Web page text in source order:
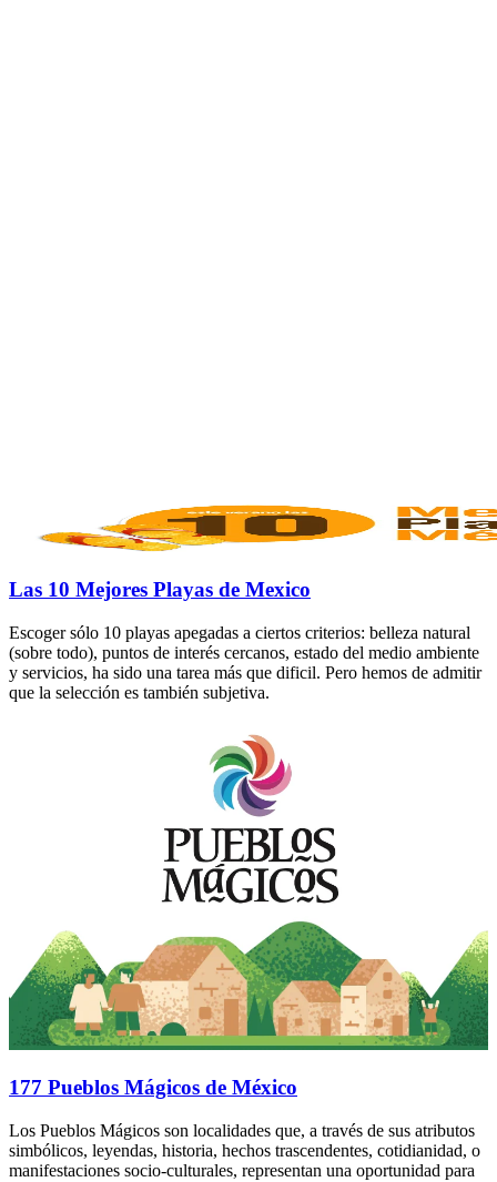
Las 10 Mejores Playas de Mexico
Escoger sólo 10 playas apegadas a ciertos criterios: belleza natural
(sobre todo), puntos de interés cercanos, estado del medio ambiente
y servicios, ha sido una tarea más que dificil. Pero hemos de admitir
que la selección es también subjetiva.
177 Pueblos Mágicos de México
Los Pueblos Mágicos son localidades que, a través de sus atributos
simbólicos, leyendas, historia, hechos trascendentes, cotidianidad, o
manifestaciones socio-culturales, representan una oportunidad para